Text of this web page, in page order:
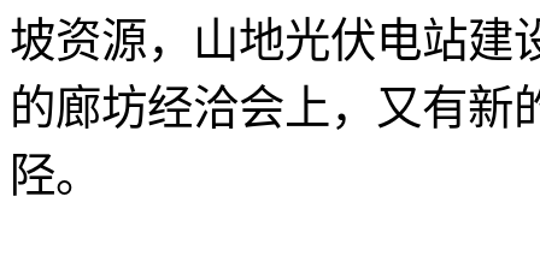
坡资源，山地光伏电站建
的廊坊经洽会上，又有新
陉。